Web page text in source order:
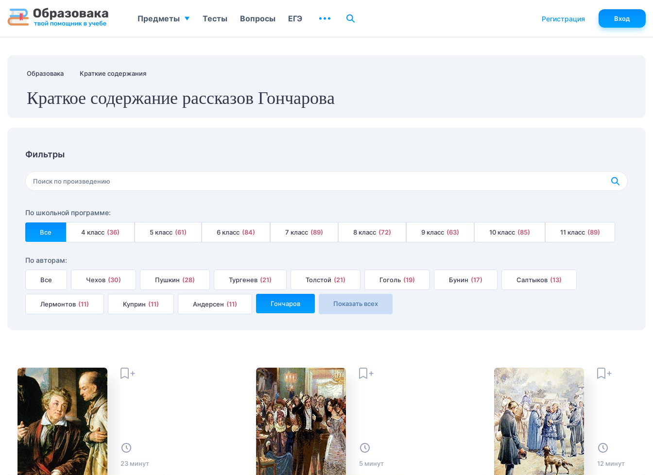
Образовака Краткие содержания
Краткое содержание рассказов Гончарова
Фильтры
По школьной программе:
Все 4 класс (36) 5 класс (61) 6 класс (84) 7 класс (89) 8 класс (72) 9 класс (63) 10 класс (85) 11 класс (89)
По авторам:
Все Чехов (30) Пушкин (28) Тургенев (21) Толстой (21) Гоголь (19) Бунин (17) Салтыков (13)
Лермонтов (11) Куприн (11) Андерсен (11) Гончаров Показать всех
23 минут 5 минут 12 минут
Предметы Тесты Вопросы ЕГЭ Регистрация Вход